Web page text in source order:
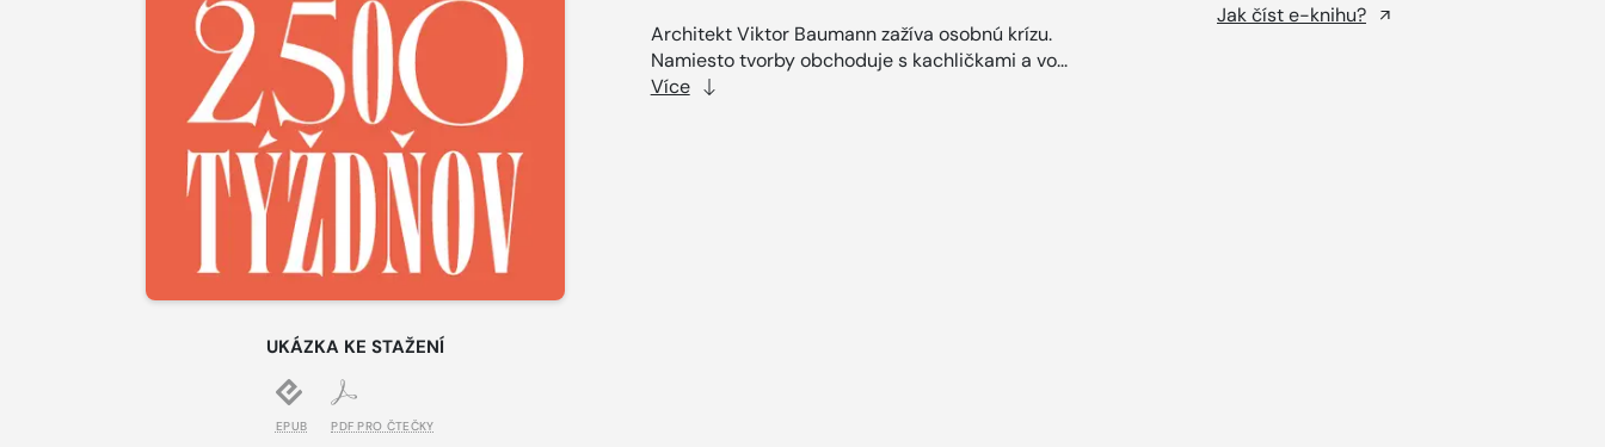
UKÁZKA KE STAŽENÍ
EPUB PDF PRO ČTEČKY
Architekt Viktor Baumann zažíva osobnú krízu.
Namiesto tvorby obchoduje s kachličkami a vo...
Více
Jak číst e-knihu?